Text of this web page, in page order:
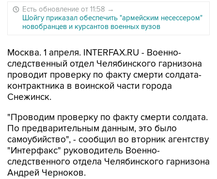
Есть обновление от 11:58 →
Шойгу приказал обеспечить "армейским несессером"
новобранцев и курсантов военных вузов
Москва. 1 апреля. INTERFAX.RU - Военно-
следственный отдел Челябинского гарнизона
проводит проверку по факту смерти солдата-
контрактника в воинской части города
Снежинск.
"Проводим проверку по факту смерти солдата.
По предварительным данным, это было
самоубийство", - сообщил во вторник агентству
"Интерфакс" руководитель Военно-
следственного отдела Челябинского гарнизона
Андрей Черноков.